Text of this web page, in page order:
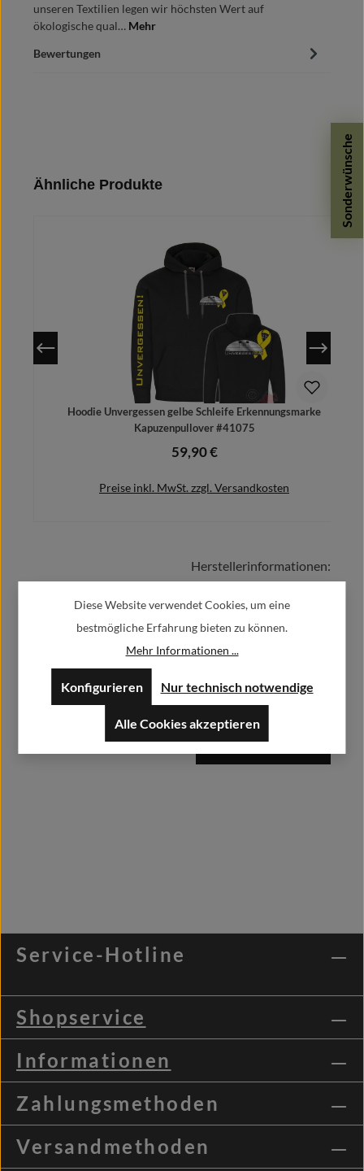
Sonderwünsche
unseren Textilien legen wir höchsten Wert auf
ökologische qual… Mehr
Bewertungen
Produktgalerie überspringen
Ähnliche Produkte
Hoodie Unvergessen gelbe Schleife Erkennungsmarke
Kapuzenpullover #41075
Regulärer Preis:
59,90 €
Preise inkl. MwSt. zzgl. Versandkosten
Details
Herstellerinformationen:
Alfa GmbH / Alfashirt
Weisweilerstr.20-22
52379 Langerwehe
info@alfashirt.de
Service-Hotline
Shopservice
Informationen
Zahlungsmethoden
Versandmethoden
Diese Website verwendet Cookies, um eine
bestmögliche Erfahrung bieten zu können.
Mehr Informationen ...
Nur technisch notwendige
Konfigurieren
Alle Cookies akzeptieren